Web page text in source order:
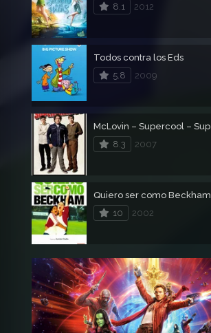
8.1
2012
Todos contra los Eds
5.8
2009
McLovin – Supercool –
8.3
2007
Quiero ser como Beckham
10
2002